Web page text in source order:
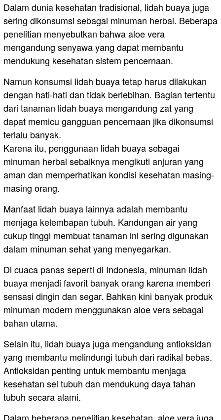
Dalam dunia kesehatan tradisional, lidah buaya juga
sering dikonsumsi sebagai minuman herbal. Beberapa
penelitian menyebutkan bahwa aloe vera
mengandung senyawa yang dapat membantu
mendukung kesehatan sistem pencernaan.
Namun konsumsi lidah buaya tetap harus dilakukan
dengan hati-hati dan tidak berlebihan. Bagian tertentu
dari tanaman lidah buaya mengandung zat yang
dapat memicu gangguan pencernaan jika dikonsumsi
terlalu banyak.
Karena itu, penggunaan lidah buaya sebagai
minuman herbal sebaiknya mengikuti anjuran yang
aman dan memperhatikan kondisi kesehatan masing-
masing orang.
Manfaat lidah buaya lainnya adalah membantu
menjaga kelembapan tubuh. Kandungan air yang
cukup tinggi membuat tanaman ini sering digunakan
dalam minuman sehat yang menyegarkan.
Di cuaca panas seperti di Indonesia, minuman lidah
buaya menjadi favorit banyak orang karena memberi
sensasi dingin dan segar. Bahkan kini banyak produk
minuman modern menggunakan aloe vera sebagai
bahan utama.
Selain itu, lidah buaya juga mengandung antioksidan
yang membantu melindungi tubuh dari radikal bebas.
Antioksidan penting untuk membantu menjaga
kesehatan sel tubuh dan mendukung daya tahan
tubuh secara alami.